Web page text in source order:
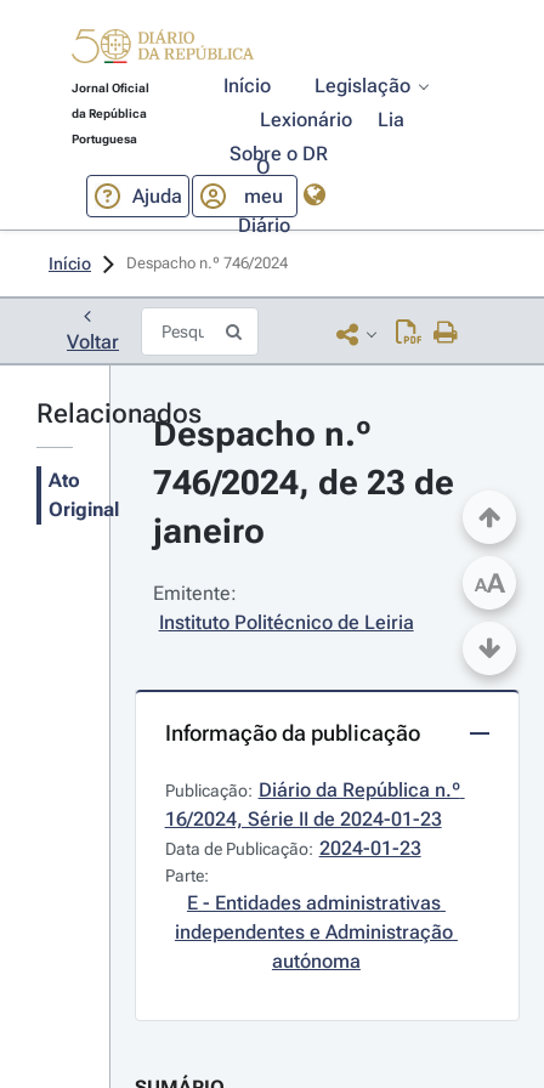
Jornal Oficial
da República
Portuguesa
Início
Legislação
Lexionário
Lia
Sobre o DR
Ajuda
O
meu
Diário
Início Despacho n.º 746/2024
Voltar
Relacionados
Ato
Original
Despacho n.º
746/2024, de 23 de
janeiro
Emitente:
Instituto Politécnico de Leiria
Informação da publicação
Publicação: Diário da República n.º
16/2024, Série II de 2024-01-23
Data de Publicação: 2024-01-23
Parte:
E - Entidades administrativas
independentes e Administração
autónoma
AA